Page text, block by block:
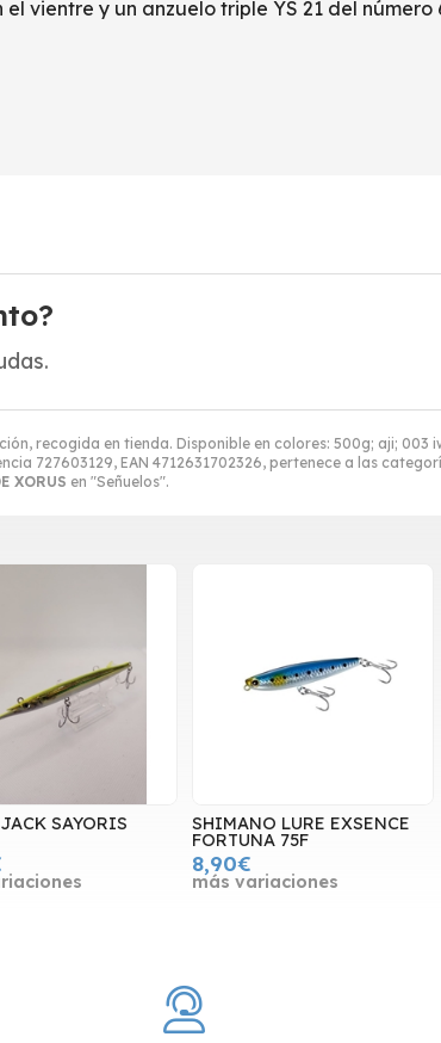
recogida en tienda. Disponible en colores: 500g; aji; 003
727603129, EAN 4712631702326, pertenece a las
XORUS en "Señuelos".
vientre y un anzuelo triple YS 21 del número
SAYORIS SHIMANO LURE EXSENCE
FORTUNA 75F
8,90€
más variaciones